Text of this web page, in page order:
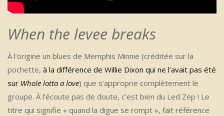
When the levee breaks
À l’origine un blues de Memphis Minnie (créditée sur la
pochette, à la différence de Willie Dixon qui ne l’avait pas été
sur Whole lotta a love) que s’approprie complètement le
groupe. À l’écoute pas de doute, c’est bien du Led Zep ! Le
titre qui signifie « quand la digue se rompt », fait référence